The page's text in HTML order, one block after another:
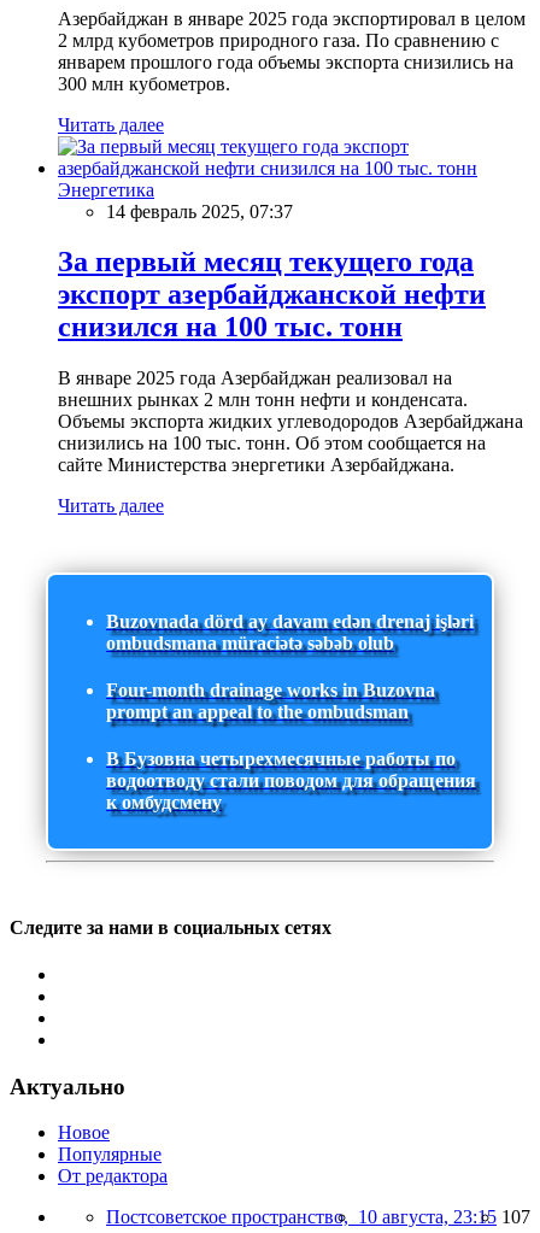
Азербайджан в январе 2025 года экспортировал в целом
2 млрд кубометров природного газа. По сравнению с
январем прошлого года объемы экспорта снизились на
300 млн кубометров.
Читать далее
Энергетика
14 февраль 2025, 07:37
За первый месяц текущего года
экспорт азербайджанской нефти
снизился на 100 тыс. тонн
В январе 2025 года Азербайджан реализовал на
внешних рынках 2 млн тонн нефти и конденсата.
Объемы экспорта жидких углеводородов Азербайджана
снизились на 100 тыс. тонн. Об этом сообщается на
сайте Министерства энергетики Азербайджана.
Читать далее
Buzovnada dörd ay davam edən drenaj işləri
ombudsmana müraciətə səbəb olub
Four-month drainage works in Buzovna
prompt an appeal to the ombudsman
В Бузовна четырехмесячные работы по
водоотводу стали поводом для обращения
к омбудсмену
Следите за нами в социальных сетях
Актуально
Новое
Популярные
От редактора
Постсоветское пространство, 10 августа, 23:15 107